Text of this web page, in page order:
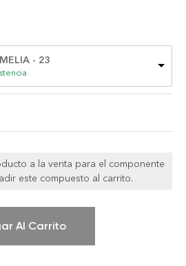
- 23
a la venta para el componente
este compuesto al carrito.
Al Carrito